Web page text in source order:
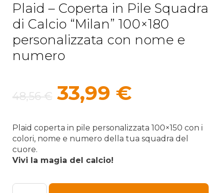
Plaid – Coperta in Pile Squadra
di Calcio “Milan” 100×180
personalizzata con nome e
numero
48,56€ Il
originale
era:
48,56 €.
33,99 €Il
attuale
Plaid coperta in pile personalizzata 100×150 con i
colori, nome e numero della tua squadra del
cuore.
Vivi la magia del calcio!
Plaid